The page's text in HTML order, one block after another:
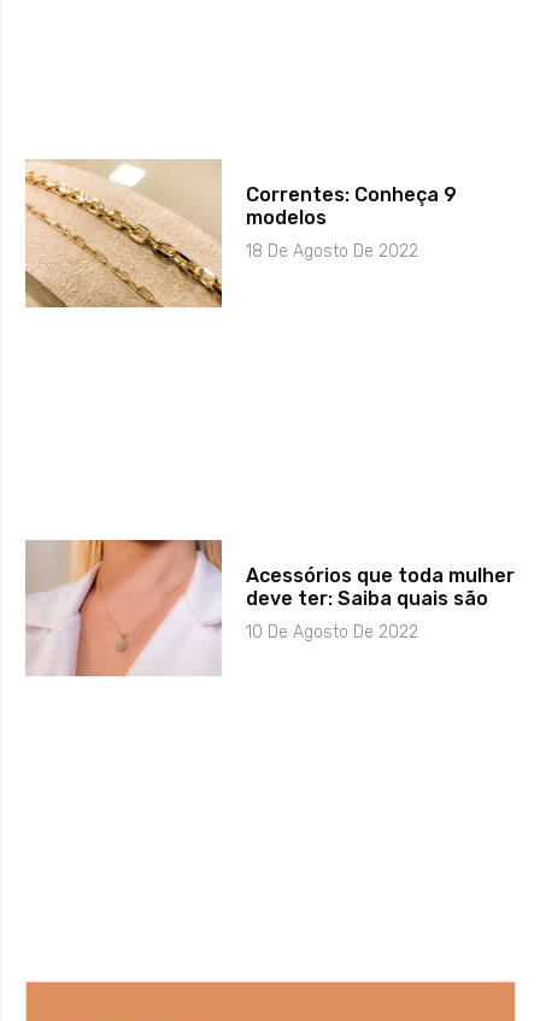
Correntes: Conheça 9
modelos
18 De Agosto De 2022
Acessórios que toda mulher
deve ter: Saiba quais são
10 De Agosto De 2022